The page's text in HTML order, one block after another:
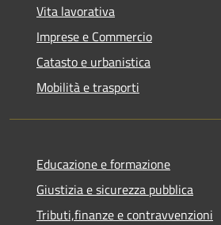
Vita lavorativa
Imprese e Commercio
Catasto e urbanistica
Mobilità e trasporti
Educazione e formazione
Giustizia e sicurezza pubblica
Tributi,finanze e contravvenzioni